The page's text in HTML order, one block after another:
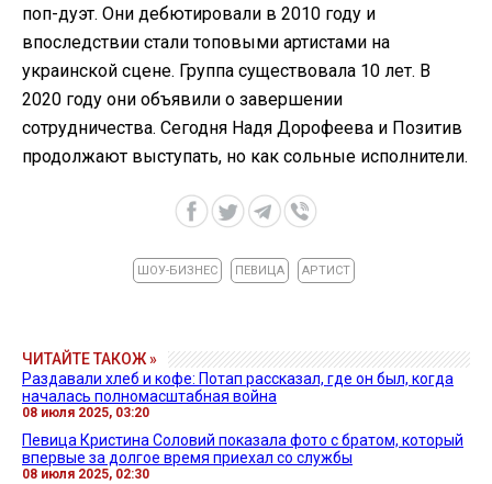
поп-дуэт. Они дебютировали в 2010 году и
впоследствии стали топовыми артистами на
украинской сцене. Группа существовала 10 лет. В
2020 году они объявили о завершении
сотрудничества. Сегодня Надя Дорофеева и Позитив
продолжают выступать, но как сольные исполнители.
ШОУ-БИЗНЕС ПЕВИЦА АРТИСТ
ЧИТАЙТЕ ТАКОЖ »
Раздавали хлеб и кофе: Потап рассказал, где он был, когда
началась полномасштабная война
08 июля 2025, 03:20
Певица Кристина Соловий показала фото с братом, который
впервые за долгое время приехал со службы
08 июля 2025, 02:30